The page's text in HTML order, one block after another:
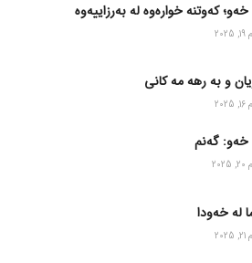
کەوتنە خوارەوە لە بەرزاییەوە
و به رهه مه کانی
خەو: گەنم
لە خەودا